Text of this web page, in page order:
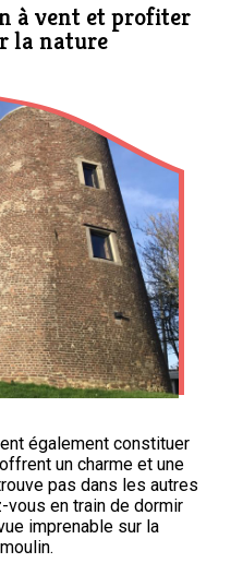
à vent et profiter
la nature
également constituer
un charme et une
pas dans les autres
vous en train de dormir
imprenable sur la